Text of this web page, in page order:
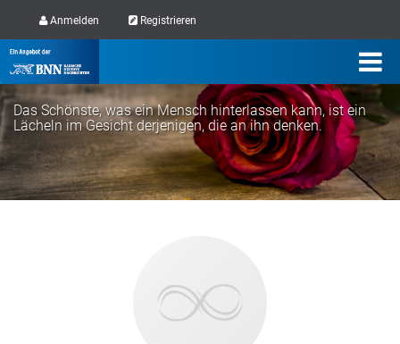
Anmelden Registrieren
Das Schönste, was ein Mensch hinterlassen kann, ist ein
Lächeln im Gesicht derjenigen, die an ihn denken.